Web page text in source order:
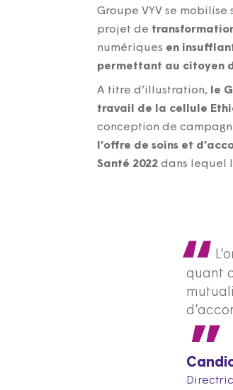
Groupe VYV se
projet de
numériques en
permettant au citoyen
A titre d’illustration, le
travail de la cellule
conception de
l’offre de soins et
Santé 2022 dans lequel
quant